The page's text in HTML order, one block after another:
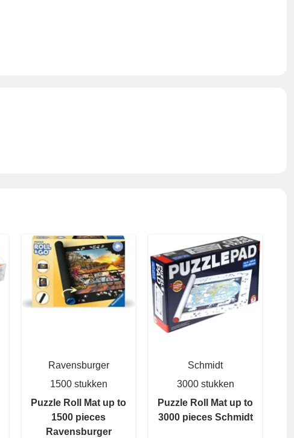
Ravensburger
1500 stukken
Puzzle Roll Mat up to
1500 pieces
Ravensburger
Schmidt
3000 stukken
Puzzle Roll Mat up to
3000 pieces Schmidt